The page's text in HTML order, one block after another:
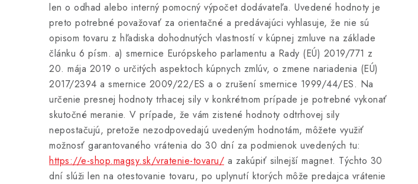
len o odhad alebo interný pomocný výpočet dodávateľa. Uvedené hodnoty je
preto potrebné považovať za orientačné a predávajúci vyhlasuje, že nie sú
opisom tovaru z hľadiska dohodnutých vlastností v kúpnej zmluve na základe
článku 6 písm. a) smernice Európskeho parlamentu a Rady (EÚ) 2019/771 z
20. mája 2019 o určitých aspektoch kúpnych zmlúv, o zmene nariadenia (EÚ)
2017/2394 a smernice 2009/22/ES a o zrušení smernice 1999/44/ES. Na
určenie presnej hodnoty trhacej sily v konkrétnom prípade je potrebné vykonať
skutočné meranie. V prípade, že vám zistené hodnoty odtrhovej sily
nepostačujú, pretože nezodpovedajú uvedeným hodnotám, môžete využiť
možnosť garantovaného vrátenia do 30 dní za podmienok uvedených tu:
https://e-shop.magsy.sk/vratenie-tovaru/ a zakúpiť silnejší magnet. Týchto 30
dní slúži len na otestovanie tovaru, po uplynutí ktorých môže predajca vrátenie